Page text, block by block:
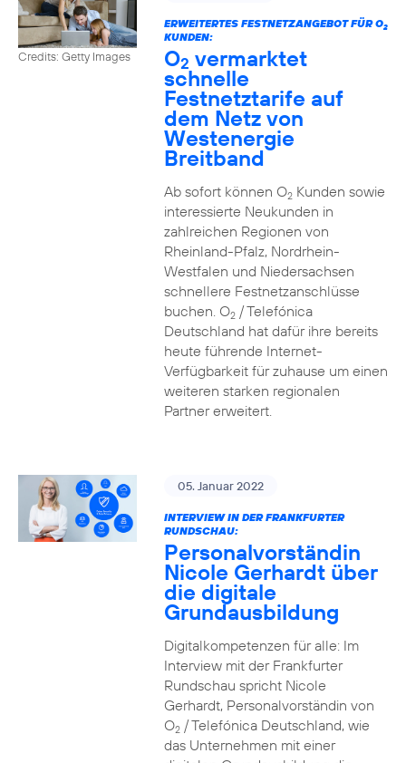
Credits: Getty Images
ERWEITERTES FESTNETZANGEBOT FÜR O2
KUNDEN:
O2 vermarktet
schnelle
Festnetztarife auf
dem Netz von
Westenergie
Breitband
Ab sofort können O2Kunden sowie
interessierte Neukunden in
zahlreichen Regionen von
Rheinland-Pfalz, Nordrhein-
Westfalen und Niedersachsen
schnellere Festnetzanschlüsse
buchen. O2/ Telefónica
Deutschland hat dafür ihre bereits
heute führende Internet-
Verfügbarkeit für zuhause um einen
weiteren starken regionalen
Partner erweitert.
05. Januar 2022
INTERVIEW IN DER FRANKFURTER
RUNDSCHAU:
Personalvorständin
Nicole Gerhardt über
die digitale
Grundausbildung
Digitalkompetenzen für alle: Im
Interview mit der Frankfurter
Rundschau spricht Nicole
Gerhardt, Personalvorständin von
O2/ Telefónica Deutschland, wie
das Unternehmen mit einer